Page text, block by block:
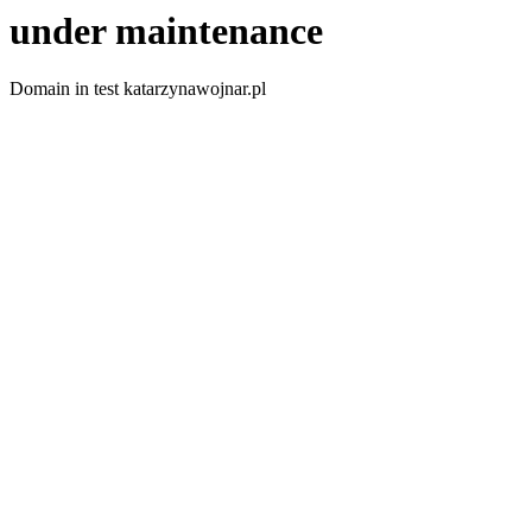
under maintenance
Domain in test katarzynawojnar.pl